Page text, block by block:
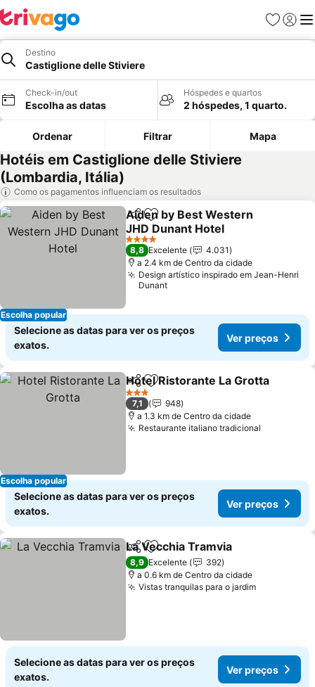
Favoritos
Iniciar
Destino
Castiglione delle Stiviere
Check-in/out
Escolha as datas
Hóspedes e quartos
2 hóspedes, 1 quarto.
Ordenar Filtrar Mapa
Hotéis em Castiglione delle Stiviere
(Lombardia, Itália)
Como os pagamentos influenciam os resultados
Escolha popular
PartilharAdicionar aos favoritos
Aiden by Best Western
JHD Dunant Hotel
4 Estrelas
8,8 Excelente
4.031
a 2.4 km de Centro da cidade
Design artístico inspirado em Jean-Henri
Dunant
Selecione as datas para ver os preços
exatos.
Ver preços
Escolha popular
PartilharAdicionar aos favoritos
Hotel Ristorante La Grotta
3 Estrelas
7,1
948
a 1.3 km de Centro da cidade
Restaurante italiano tradicional
Selecione as datas para ver os preços
exatos.
Ver preços
PartilharAdicionar aos favoritos
La Vecchia Tramvia
8,9 Excelente
392
a 0.6 km de Centro da cidade
Vistas tranquilas para o jardim
Selecione as datas para ver os preços
exatos.
Ver preços